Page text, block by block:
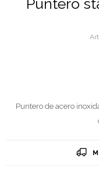
Puntero
Puntero de acero